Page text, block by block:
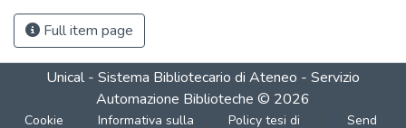
Full item page
Unical - Sistema Bibliotecario di Ateneo - Servizio
Automazione Biblioteche © 2026
Cookie Informativa sulla Policy tesi di Send